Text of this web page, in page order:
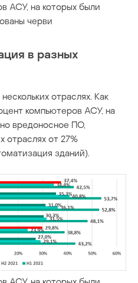
АСУ, на которых были
черви
в разных
отраслях. Как
компьютеров АСУ, на
вредоносное ПО,
отраслях от 27%
зданий).